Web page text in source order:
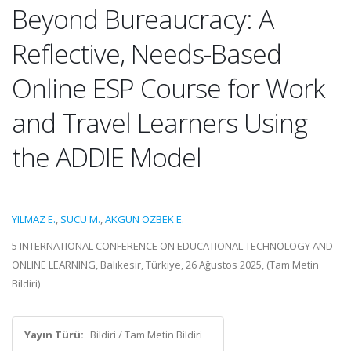
Beyond Bureaucracy: A
Reflective, Needs-Based
Online ESP Course for Work
and Travel Learners Using
the ADDIE Model
YILMAZ E., SUCU M.,AKGÜN ÖZBEK E.
5 INTERNATIONAL CONFERENCE ON EDUCATIONAL TECHNOLOGY AND
ONLINE LEARNING, Balıkesir, Türkiye, 26 Ağustos 2025, (Tam Metin
Bildiri)
Yayın Türü: Bildiri / Tam Metin Bildiri